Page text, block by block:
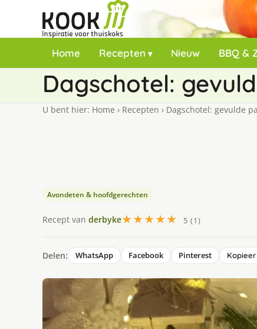
Home Recepten Nieuw BBQ &
Dagschotel:
U bent hier: Home › Recepten › Dagschotel: gevulde
Avondeten & hoofdgerechten
Recept van derbyke★★★★★ 5 (1)
Delen: WhatsApp Facebook Pinterest